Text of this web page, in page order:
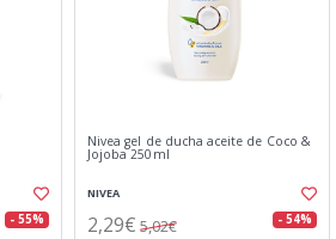
- 55%
Nivea gel de ducha aceite de Coco &
Jojoba 250ml
NIVEA
2,29€ 5,02€ - 54%